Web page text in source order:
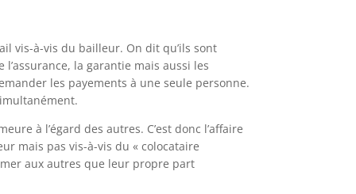
vis-à-vis du bailleur. On dit qu’ils sont
la garantie mais aussi les
les payements à une seule personne.
à l’égard des autres. C’est donc l’affaire
mais pas vis-à-vis du « colocataire
aux autres que leur propre part